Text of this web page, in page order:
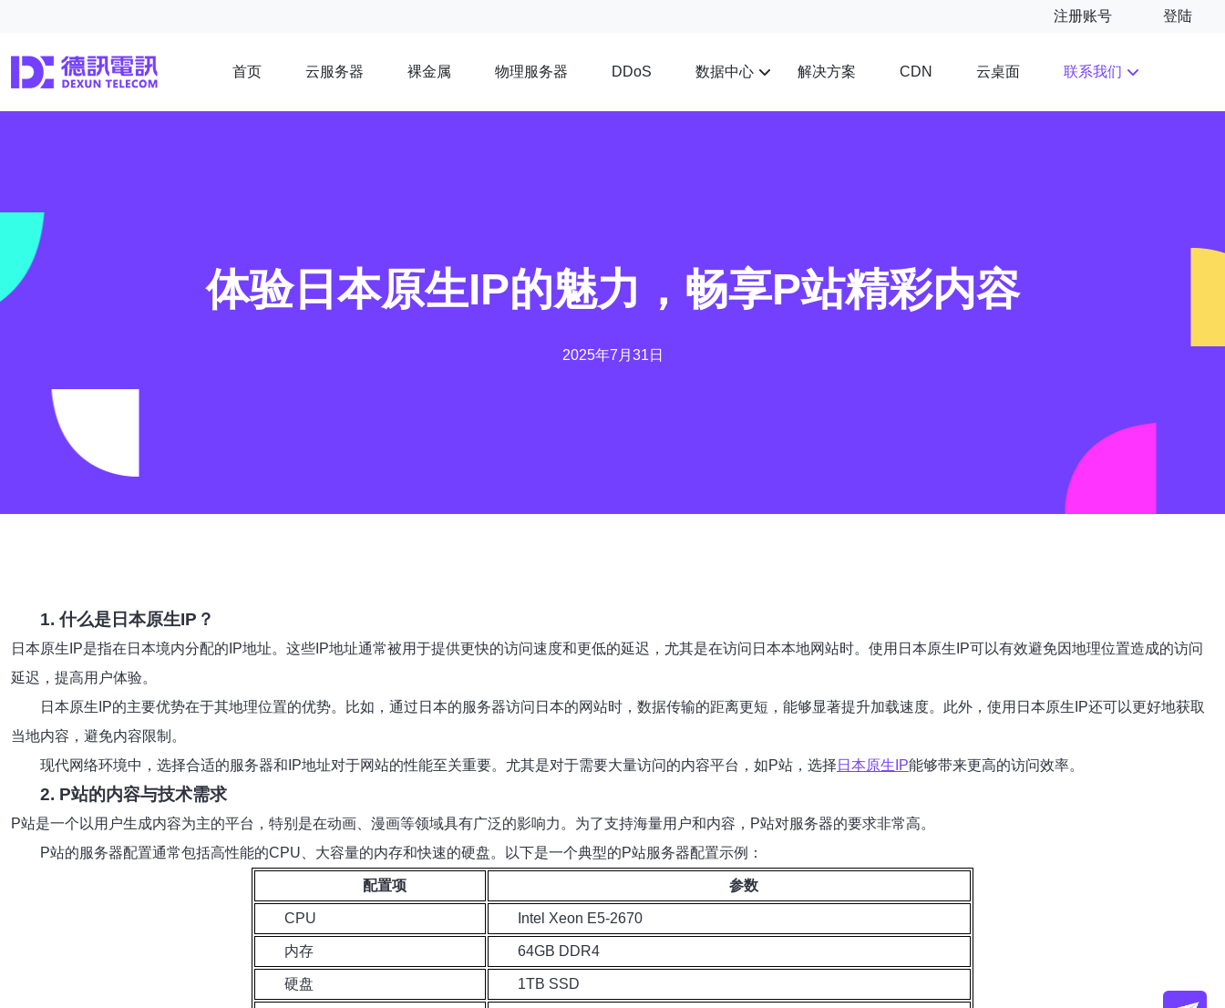
注册账号 登陆
首页 云服务器 裸金属 物理服务器 DDoS 数据中心 解决方案 CDN 云桌面 联系我们
体验日本原生IP的魅力，畅享P站精彩内容
2025年7月31日
1. 什么是日本原生IP？
日本原生IP是指在日本境内分配的IP地址。这些IP地址通常被用于提供更快的访问速度和更低的延迟，尤其是在访问日本本地网站时。使用日本原生IP可以有效避免因地理位置造成的访问
延迟，提高用户体验。
日本原生IP的主要优势在于其地理位置的优势。比如，通过日本的服务器访问日本的网站时，数据传输的距离更短，能够显著提升加载速度。此外，使用日本原生IP还可以更好地获取
当地内容，避免内容限制。
现代网络环境中，选择合适的服务器和IP地址对于网站的性能至关重要。尤其是对于需要大量访问的内容平台，如P站，选择 日本原生IP能够带来更高的访问效率。
2. P站的内容与技术需求
P站是一个以用户生成内容为主的平台，特别是在动画、漫画等领域具有广泛的影响力。为了支持海量用户和内容，P站对服务器的要求非常高。
P站的服务器配置通常包括高性能的CPU、大容量的内存和快速的硬盘。以下是一个典型的P站服务器配置示例：
配置项 参数
CPU Intel Xeon E5-2670
内存 64GB DDR4
硬盘 1TB SSD